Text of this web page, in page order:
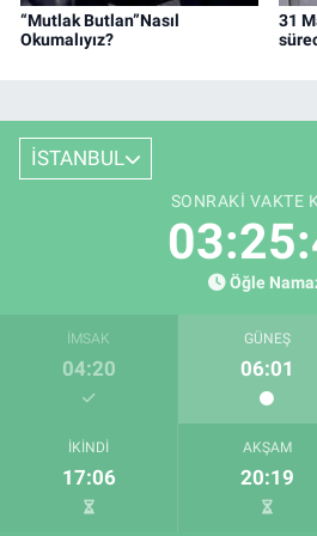
“Mutlak Butlan”Nasıl
Okumalıyız?
31
İSTANBUL
SONRAKI VAKTE
Öğle
İMSAK
04:20
GÜNEŞ
06:01
İKINDI
17:06
AKŞAM
20:19